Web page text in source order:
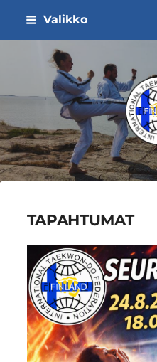
Siirry
sisältöön
Valikko
TAPAHTUMAT